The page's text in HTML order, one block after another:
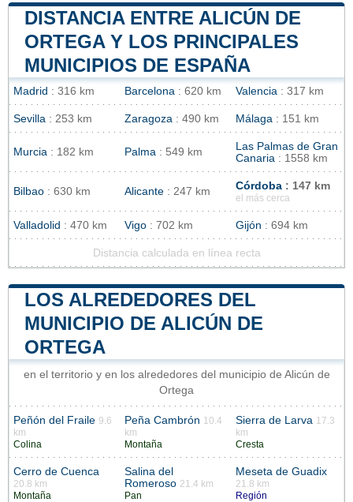
DISTANCIA ENTRE ALICÚN DE
ORTEGA Y LOS PRINCIPALES
MUNICIPIOS DE ESPAÑA
Madrid : 316 km Barcelona : 620 km Valencia : 317 km
Sevilla : 253 km Zaragoza : 490 km Málaga : 151 km
Murcia : 182 km Palma : 549 km
Las Palmas de Gran
Canaria : 1558 km
Bilbao : 630 km Alicante : 247 km Córdoba : 147 km
el más cerca
Valladolid : 470 km Vigo : 702 km Gijón : 694 km
Distancia calculada en línea recta
LOS ALREDEDORES DEL
MUNICIPIO DE ALICÚN DE
ORTEGA
en el territorio y en los alrededores del municipio de Alicún de
Ortega
Peñón del Fraile 9.6
km
Colina
Peña Cambrón 10.4
km
Montaña
Sierra de Larva 17.3
km
Cresta
Cerro de Cuenca
20.8 km
Montaña
Salina del
Romeroso 21.4 km
Pan
Meseta de Guadix
21.8 km
Región